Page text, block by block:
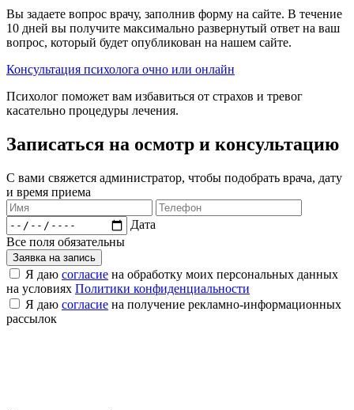
Вы задаете вопрос врачу, заполнив форму на сайте. В течение
10 дней вы получите максимально развернутый ответ на ваш
вопрос, который будет опубликован на нашем сайте.
Консультация психолога очно или онлайн
Психолог поможет вам избавиться от страхов и тревог
касательно процедуры лечения.
Записаться на осмотр и консультацию​
С вами свяжется администратор, чтобы подобрать врача, дату
и время приема​
Дата
Все поля обязательны
Заявка на запись
Я даю согласие на обработку моих персональных данных
на условиях Политики конфиденциальности
Я даю согласие на получение рекламно-информационных
рассылок